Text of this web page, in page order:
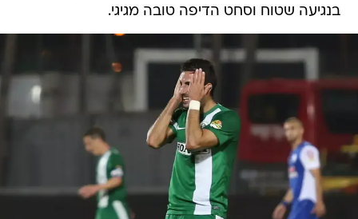
בנגיעה שטוח וסחט הדיפה טובה מגיגי.